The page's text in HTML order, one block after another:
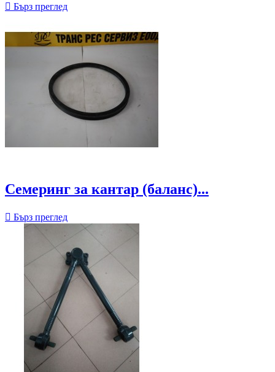
 Бърз преглед
Семеринг за кантар (баланс)...
 Бърз преглед